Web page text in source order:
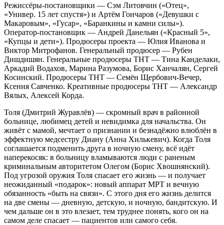
Режиссёры-постановщики — Сэм Литовчин («Отец»,
«Универ. 15 лет спустя») и Артём Гончаров («Девушки с
Макаровым», «Гусар», «Баранкины и камни силы»).
Оператор-постановщик — Андрей Данельян («Красный 5»,
«Купцы и дети»). Продюсеры проекта — Юлия Иванова и
Виктор Митрофанов. Генеральный продюсер — Рубен
Дишдишян. Генеральные продюсеры ТНТ — Тина Канделаки,
Аркадий Водахов, Марина Разумова, Борис Ханчалян, Сергей
Косинский. Продюсеры ТНТ — Семён Щербович-Вечер,
Ксения Савченко. Креативные продюсеры ТНТ — Александр
Вялых, Алексей Корда.
Толя (Дмитрий Журавлёв) — скромный врач в районной
больнице, любимец детей и невидимка для начальства. Он
живёт с мамой, мечтает о признании и безнадёжно влюблён в
эффектную медсестру Диану (Анна Хилькевич). Когда Толя
соглашается подменить друга в ночную смену, всё идёт
наперекосяк: в больницу вламываются люди с раненым
криминальным авторитетом Олегом (Борис Хвошнянский).
Под угрозой оружия Толя спасает его жизнь — и получает
неожиданный «подарок»: новый аппарат МРТ и вечную
обязанность «быть на связи». С этого дня его жизнь делится
на две смены — дневную, детскую, и ночную, бандитскую. И
чем дальше он в это влезает, тем труднее понять, кого он на
самом деле спасает — пациентов или самого себя.